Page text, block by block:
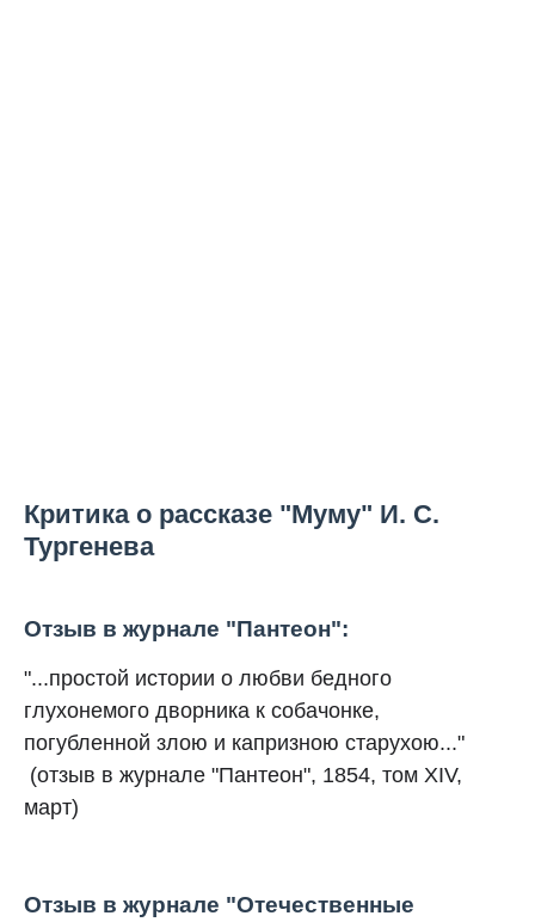
Критика о рассказе "Муму" И. С.
Тургенева
Отзыв в журнале "Пантеон":
"...простой истории о любви бедного
глухонемого дворника к собачонке,
погубленной злою и капризною старухою..."
(отзыв в журнале "Пантеон", 1854, том XIV,
март)
Отзыв в журнале "Отечественные